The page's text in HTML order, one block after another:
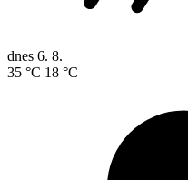
dnes 6. 8.
35 °C 18 °C